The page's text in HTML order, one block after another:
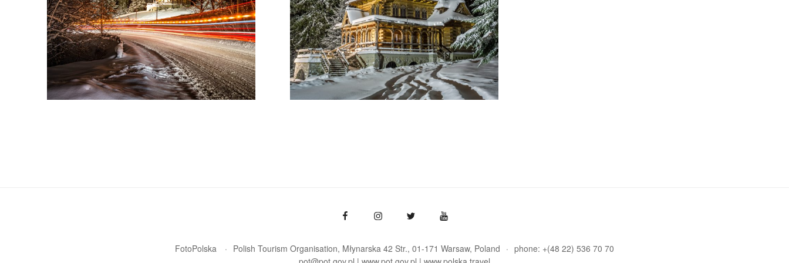
FotoPolska Polish Tourism Organisation, Młynarska 42 Str., 01-171 Warsaw Poland
phone: +(48 22) 536 70 70